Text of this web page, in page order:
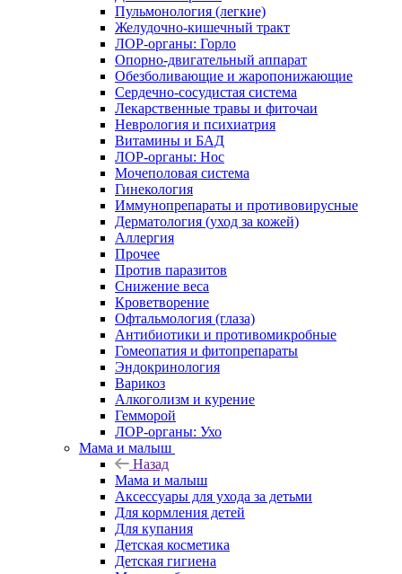
Пульмонология (легкие)
Желудочно-кишечный тракт
ЛОР-органы: Горло
Опорно-двигательный аппарат
Обезболивающие и жаропонижающие
Сердечно-сосудистая система
Лекарственные травы и фиточаи
Неврология и психиатрия
Витамины и БАД
ЛОР-органы: Нос
Мочеполовая система
Гинекология
Иммунопрепараты и противовирусные
Дерматология (уход за кожей)
Аллергия
Прочее
Против паразитов
Снижение веса
Кроветворение
Офтальмология (глаза)
Антибиотики и противомикробные
Гомеопатия и фитопрепараты
Эндокринология
Варикоз
Алкоголизм и курение
Гемморой
ЛОР-органы: Ухо
Мама и малыш
Назад
Мама и малыш
Аксессуары для ухода за детьми
Для кормления детей
Для купания
Детская косметика
Детская гигиена